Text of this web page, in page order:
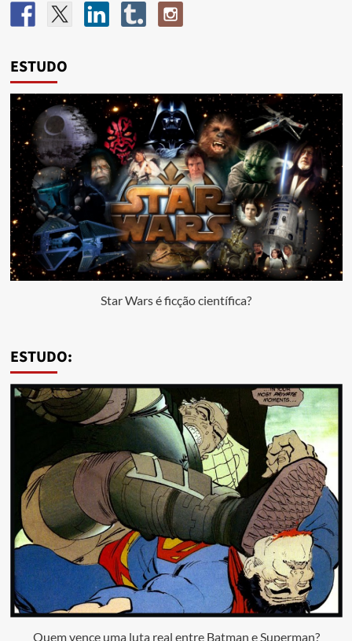
ESTUDO
Star Wars é ficção científica?
ESTUDO:
Quem vence uma luta real entre Batman e Superman?